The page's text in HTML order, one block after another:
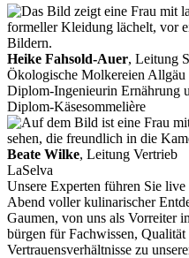
Heike Fahsold-Auer, Leitung
Ökologische Molkereien Allgäu
Diplom-Ingenieurin Ernährung
Diplom-Käsesommelière
Beate Wilke, Leitung Vertrieb
LaSelva
Unsere Experten führen Sie
Abend voller kulinarischer
Gaumen, von uns als Vorreiter
bürgen für Fachwissen,
Vertrauensverhältnisse zu